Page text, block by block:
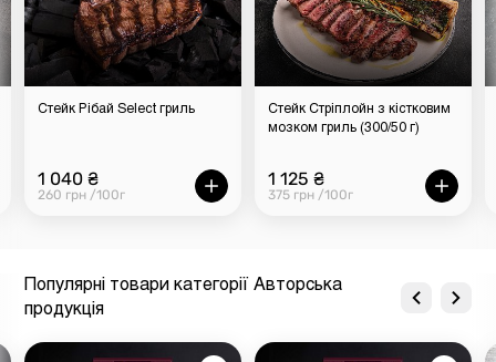
Стейк Рібай Select гриль
1 040 ₴
260 грн /100г
Стейк Стріплойн з кістковим
мозком гриль (300/50 г)
1 125 ₴
375 грн /100г
Популярні товари категорії Авторська
продукція